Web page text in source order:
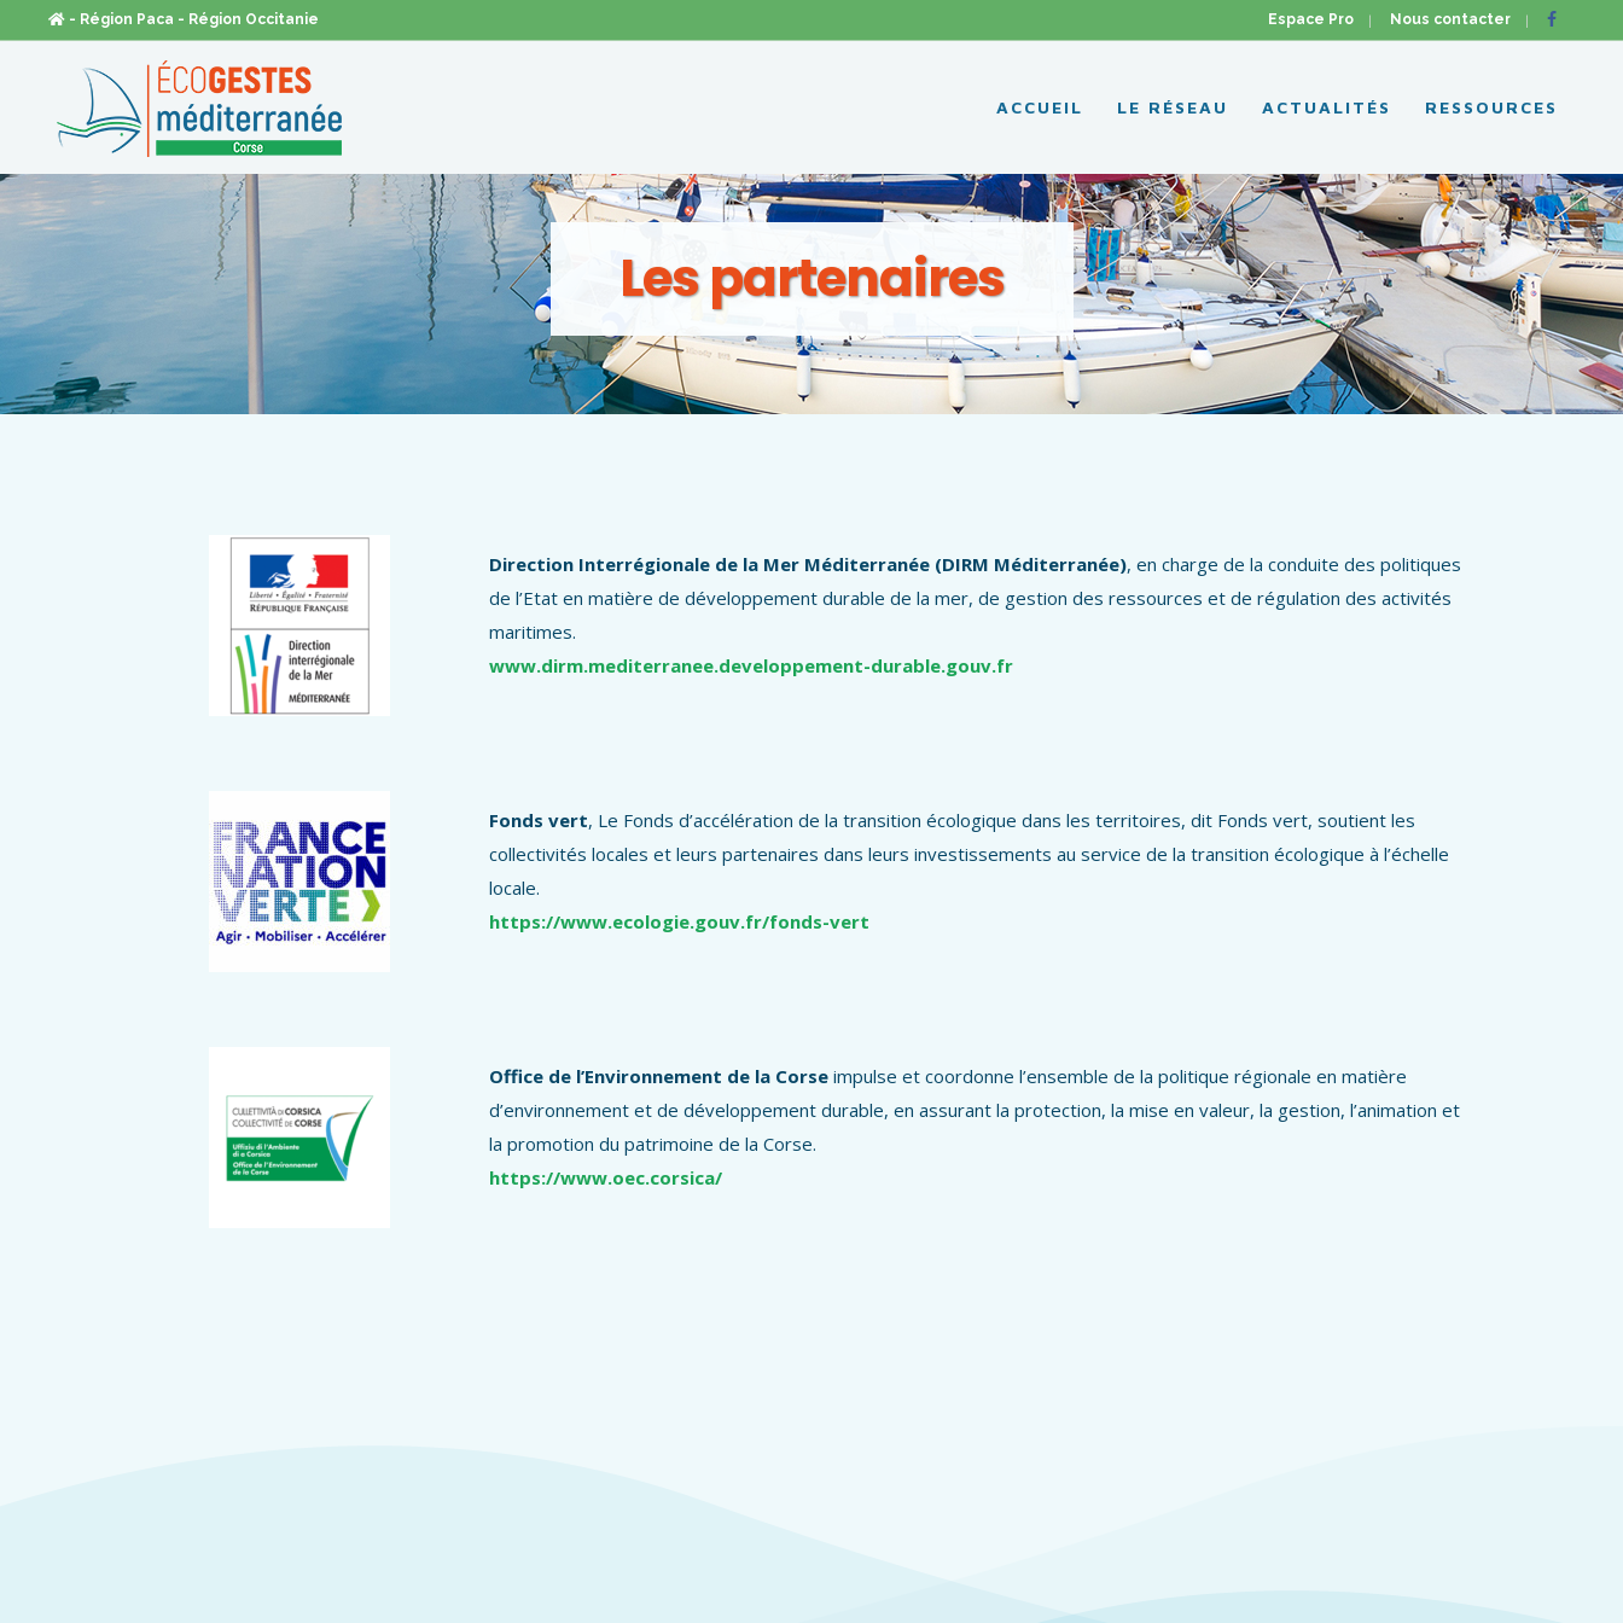
- Région Paca - Région Occitanie Espace Pro Nous contacter
ACCUEIL LE RÉSEAU ACTUALITÉS RESSOURCES
Les partenaires
Direction Interrégionale de la Mer Méditerranée (DIRM Méditerranée), en charge de la conduite des politiques
de l’Etat en matière de développement durable de la mer, de gestion des ressources et de régulation des activités
maritimes.
www.dirm.mediterranee.developpement-durable.gouv.fr
Fonds vert, Le Fonds d’accélération de la transition écologique dans les territoires, dit Fonds vert, soutient les
collectivités locales et leurs partenaires dans leurs investissements au service de la transition écologique à l’échelle
locale.
https://www.ecologie.gouv.fr/fonds-vert
Office de l’Environnement de la Corseimpulse et coordonne l’ensemble de la politique régionale en matière
d’environnement et de développement durable, en assurant la protection, la mise en valeur, la gestion, l’animation et
la promotion du patrimoine de la Corse.
https://www.oec.corsica/